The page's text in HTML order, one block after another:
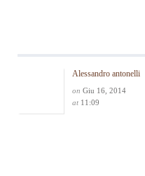
Alessandro antonelli
on Giu 16, 2014
at 11:09